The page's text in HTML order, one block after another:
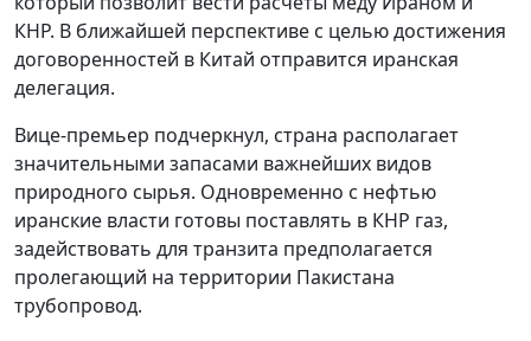
КНР. В ближайшей перспективе с целью достижения
договоренностей в Китай отправится иранская
делегация.
Вице-премьер подчеркнул, страна располагает
значительными запасами важнейших видов
природного сырья. Одновременно с нефтью
иранские власти готовы поставлять в КНР газ,
задействовать для транзита предполагается
пролегающий на территории Пакистана
трубопровод.